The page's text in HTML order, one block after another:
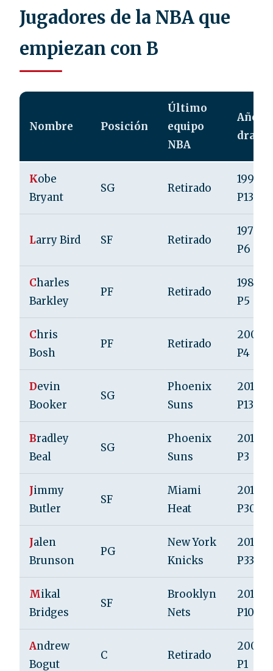
Jugadores de la NBA que
empiezan con B
Nombre Posición
Último
equipo
NBA
Año de
draft
Kobe
Bryant
SG Retirado
1996,
P13
Larry Bird SF Retirado
1978,
P6
Charles
Barkley
PF Retirado
1984,
P5
Chris
Bosh
PF Retirado
2003,
P4
Devin
Booker
SG
Phoenix
Suns
2015,
P13
Bradley
Beal
SG
Phoenix
Suns
2012,
P3
Jimmy
Butler
SF
Miami
Heat
2011,
P30
Jalen
Brunson
PG
New York
Knicks
2018,
P33
Mikal
Bridges
SF
Brooklyn
Nets
2018,
P10
Andrew
Bogut
C Retirado
2005,
P1